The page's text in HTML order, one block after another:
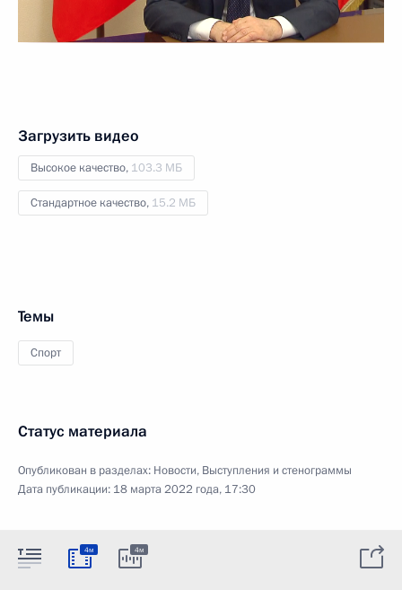
Загрузить видео
Высокое качество, 103.3 МБ
Стандартное качество, 15.2 МБ
Темы
Спорт
Статус материала
Опубликован в разделах: Новости, Выступления и стенограммы
Дата публикации: 18 марта 2022 года, 17:30
4м 4м